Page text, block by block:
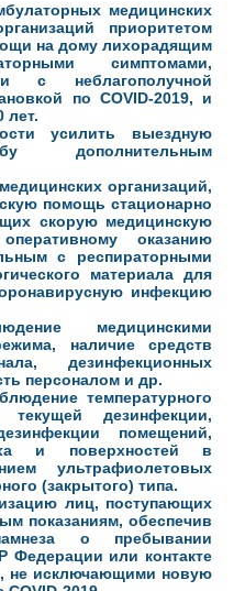
медицинских
приоритетом
на дому лихорадящим
симптомами,
с неблагополучной
по COVID-2019, и
лет.
усилить выездную
дополнительным
организаций,
помощь стационарно
скорую медицинскую
оказанию
с респираторными
материала для
инфекцию
медицинскими
наличие средств
дезинфекционных
персоналом и др.
температурного
текущей дезинфекции,
помещений,
и поверхностей в
ультрафиолетовых
(закрытого) типа.
лиц, поступающих
показаниям, обеспечив
о пребывании
Федерации или контакте
не исключающими новую